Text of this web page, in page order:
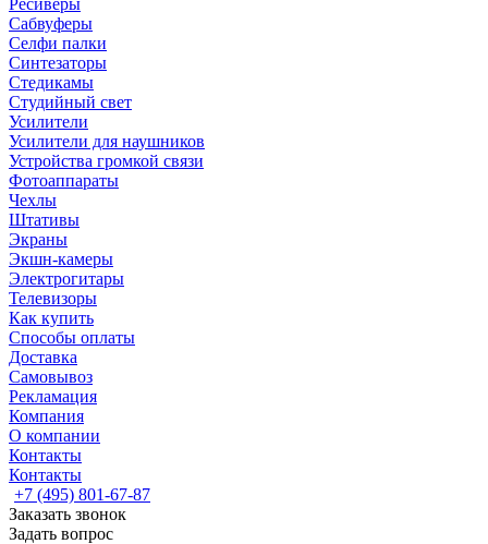
Ресиверы
Сабвуферы
Селфи палки
Синтезаторы
Стедикамы
Студийный свет
Усилители
Усилители для наушников
Устройства громкой связи
Фотоаппараты
Чехлы
Штативы
Экраны
Экшн-камеры
Электрогитары
Телевизоры
Как купить
Способы оплаты
Доставка
Самовывоз
Рекламация
Компания
О компании
Контакты
Контакты
+7 (495) 801-67-87
Заказать звонок
Задать вопрос